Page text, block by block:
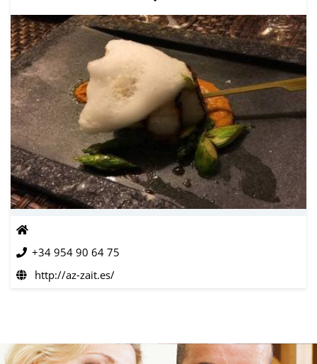
+34 954 90 64 75
http://az-zait.es/